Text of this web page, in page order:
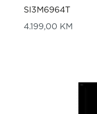
SI3M6964T
4.199,00 KM